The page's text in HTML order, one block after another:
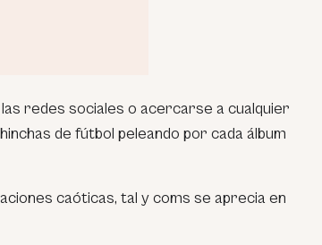
redes sociales o acercarse a cualquier
de fútbol peleando por cada álbum
caóticas, tal y coms se aprecia en